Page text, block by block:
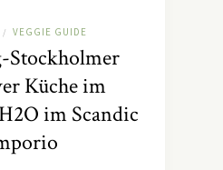
/ VEGGIE GUIDE
Stockholmer
Küche im
im Scandic